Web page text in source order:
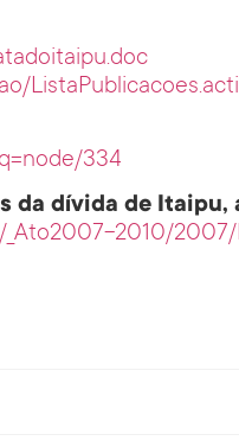
334
da dívida de Itaipu,
_Ato2007-2010/